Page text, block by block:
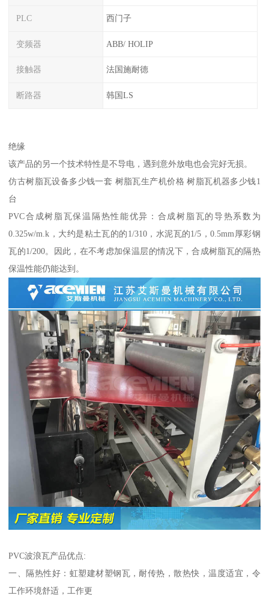
PLC 西门子
变频器 ABB/ HOLIP
接触器 法国施耐德
断路器 韩国LS
绝缘
该产品的另一个技术特性是不导电，遇到意外放电也会完好无损。
仿古树脂瓦设备多少钱一套 树脂瓦生产机价格 树脂瓦机器多少钱1
台
PVC合成树脂瓦保温隔热性能优异：合成树脂瓦的导热系数为
0.325w/m.k，大约是粘土瓦的的1/310，水泥瓦的1/5，0.5mm厚彩钢
瓦的1/200。因此，在不考虑加保温层的情况下，合成树脂瓦的隔热
保温性能仍能达到。
PVC波浪瓦产品优点:
一、隔热性好：虹塑建材塑钢瓦，耐传热，散热快，温度适宜，令
工作环境舒适，工作更